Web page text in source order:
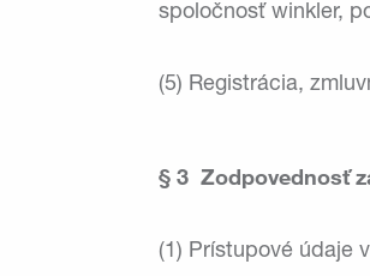
spoločnosť winkler,
(5) Registrácia,
§ 3 Zodpovednosť
(1) Prístupové údaje